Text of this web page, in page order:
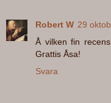
Robert W 29
Å vilken fin
Grattis Åsa!
Svara